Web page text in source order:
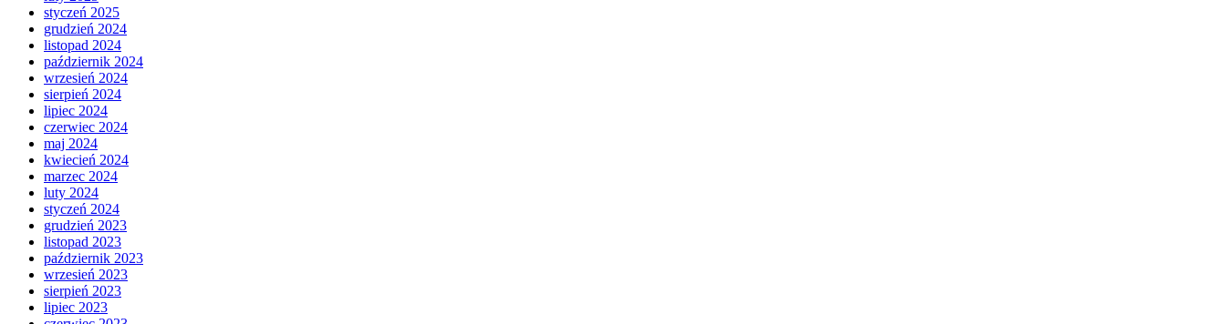
styczeń 2025
grudzień 2024
listopad 2024
październik 2024
wrzesień 2024
sierpień 2024
lipiec 2024
czerwiec 2024
maj 2024
kwiecień 2024
marzec 2024
luty 2024
styczeń 2024
grudzień 2023
listopad 2023
październik 2023
wrzesień 2023
sierpień 2023
lipiec 2023